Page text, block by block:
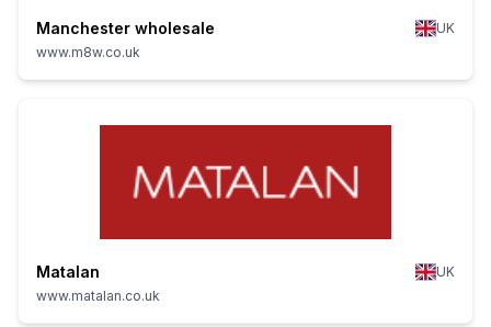
Manchester wholesale
UK
www.m8w.co.uk
Matalan
UK
www.matalan.co.uk